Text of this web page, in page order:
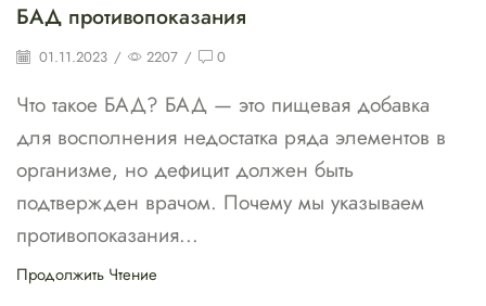
БАД противопоказания
01.11.2023 / 2207 / 0
Что такое БАД? БАД — это пищевая добавка
для восполнения недостатка ряда элементов в
организме, но дефицит должен быть
подтвержден врачом. Почему мы указываем
противопоказания...
Продолжить Чтение